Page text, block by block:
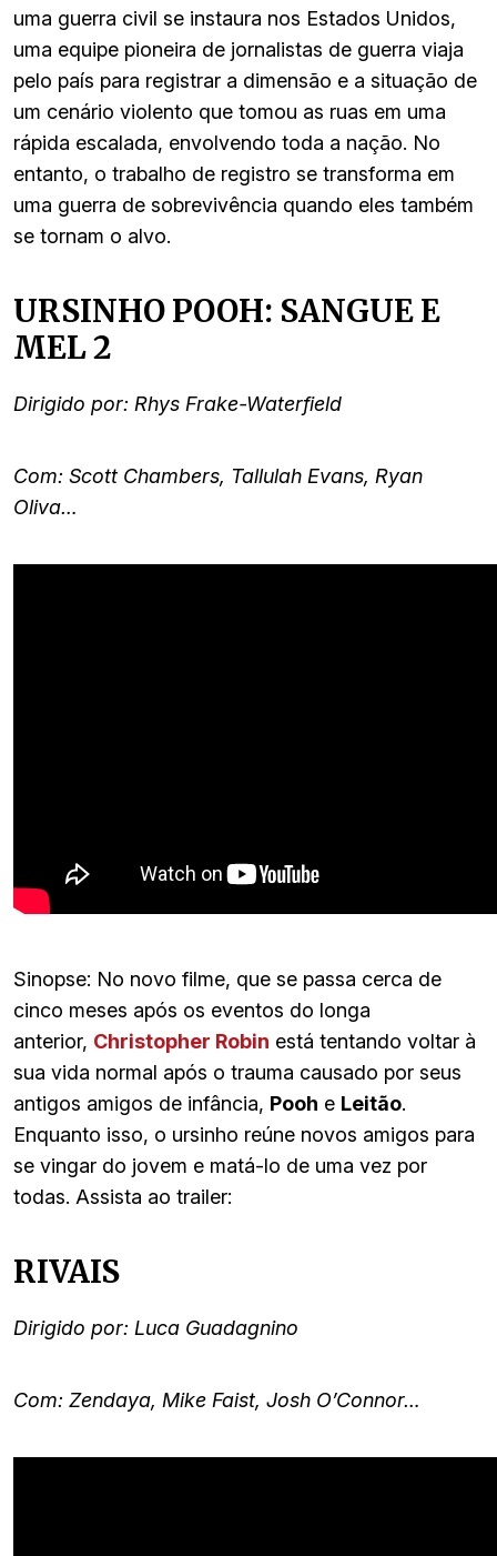
uma guerra civil se instaura nos Estados Unidos,
uma equipe pioneira de jornalistas de guerra viaja
pelo país para registrar a dimensão e a situação de
um cenário violento que tomou as ruas em uma
rápida escalada, envolvendo toda a nação. No
entanto, o trabalho de registro se transforma em
uma guerra de sobrevivência quando eles também
se tornam o alvo.
URSINHO POOH: SANGUE E
MEL 2
Dirigido por: Rhys Frake-Waterfield
Com: Scott Chambers, Tallulah Evans, Ryan
Oliva…
Sinopse: No novo filme, que se passa cerca de
cinco meses após os eventos do longa
anterior, Christopher Robin está tentando voltar à
sua vida normal após o trauma causado por seus
antigos amigos de infância, Pooh e Leitão.
Enquanto isso, o ursinho reúne novos amigos para
se vingar do jovem e matá-lo de uma vez por
todas. Assista ao trailer:
RIVAIS
Dirigido por: Luca Guadagnino
Com: Zendaya, Mike Faist, Josh O’Connor…